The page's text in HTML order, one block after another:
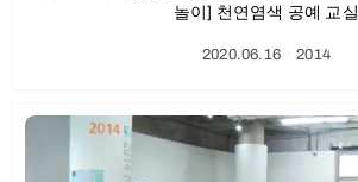
놀이] 천연염색 공예 교실
2020.06.16ㆍ2014